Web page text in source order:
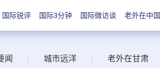
国际锐评 国际3分钟 国际微访谈 老外在中国
闻 城市远洋 老外在甘肃